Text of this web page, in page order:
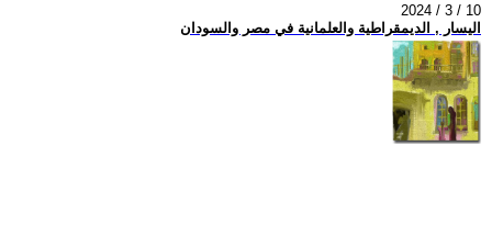
2024 / 3 / 10
اليسار , الديمقراطية والعلمانية في مصر والسودان